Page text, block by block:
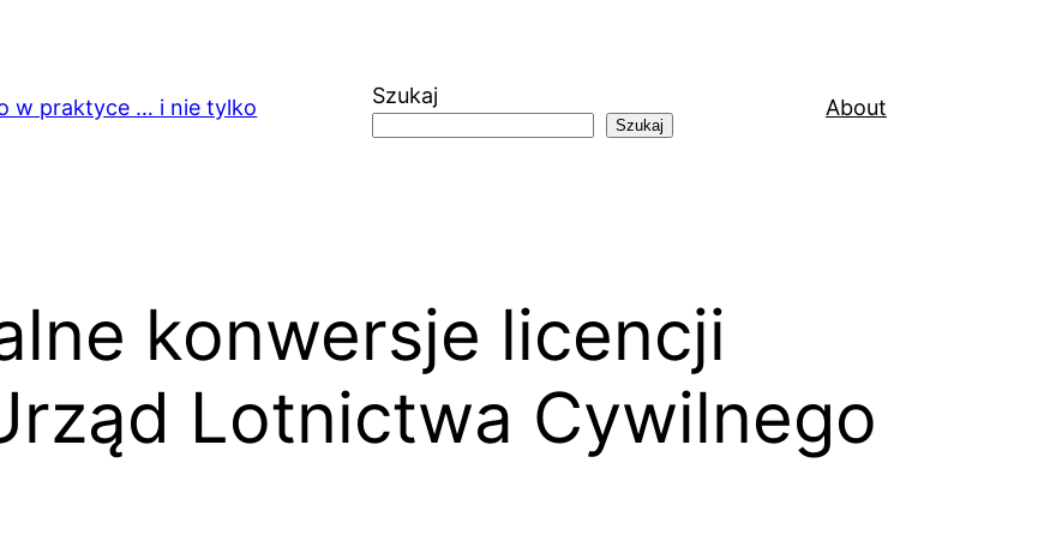
w praktyce … i nie tylko Szukaj
Szukaj
About
konwersje licencji
Lotnictwa Cywilnego